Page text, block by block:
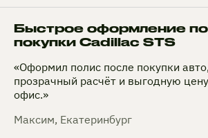
Быстрое оформление
покупки Cadillac STS
«Оформил полис после покупки
прозрачный расчёт и выгодную
офис.»
Максим, Екатеринбург